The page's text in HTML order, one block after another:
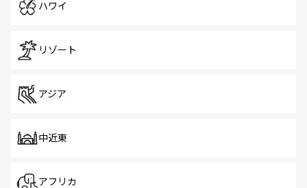
ハワイ
リゾート
アジア
中近東
アフリカ